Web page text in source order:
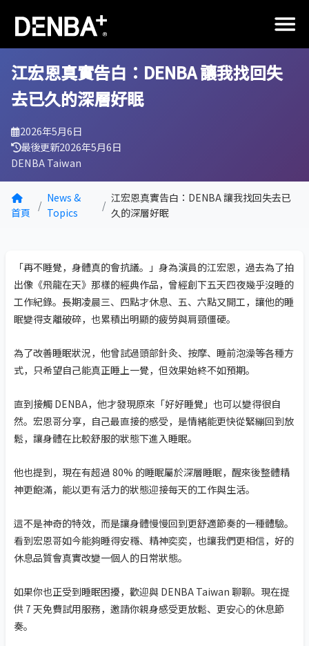
江宏恩真實告白：DENBA 讓我找回失
去已久的深層好眠
2026年5月6日
最後更新2026年5月6日
DENBA Taiwan
首頁
News &
Topics
江宏恩真實告白：DENBA 讓我找回失去已
久的深層好眠
「再不睡覺，身體真的會抗議。」身為演員的江宏恩，過去為了拍
出像《飛龍在天》那樣的經典作品，曾經創下五天四夜幾乎沒睡的
工作紀錄。長期凌晨三、四點才休息、五、六點又開工，讓他的睡
眠變得支離破碎，也累積出明顯的疲勞與肩頸僵硬。
為了改善睡眠狀況，他曾試過頭部針灸、按摩、睡前泡澡等各種方
式，只希望自己能真正睡上一覺，但效果始終不如預期。
直到接觸 DENBA，他才發現原來「好好睡覺」也可以變得很自
然。宏恩哥分享，自己最直接的感受，是情緒能更快從緊繃回到放
鬆，讓身體在比較舒服的狀態下進入睡眠。
他也提到，現在有超過 80% 的睡眠屬於深層睡眠，醒來後整體精
神更飽滿，能以更有活力的狀態迎接每天的工作與生活。
這不是神奇的特效，而是讓身體慢慢回到更舒適節奏的一種體驗。
看到宏恩哥如今能夠睡得安穩、精神奕奕，也讓我們更相信，好的
休息品質會真實改變一個人的日常狀態。
如果你也正受到睡眠困擾，歡迎與 DENBA Taiwan 聊聊。現在提
供 7 天免費試用服務，邀請你親身感受更放鬆、更安心的休息節
奏。